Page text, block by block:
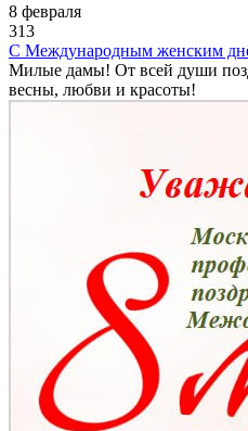
8 февраля
313
С Международным женским
Милые дамы! От всей души
весны, любви и красоты!